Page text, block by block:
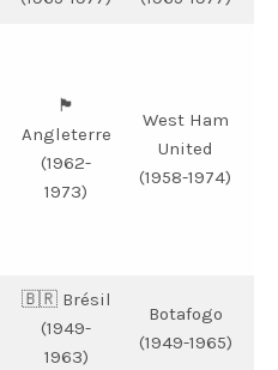
🏴󠁧󠁢󠁥󠁮󠁧󠁿
Angleterre
(1962-
1973)
West Ham
United
(1958-1974)
🇧🇷 Brésil
(1949-
1963)
Botafogo
(1949-1965)